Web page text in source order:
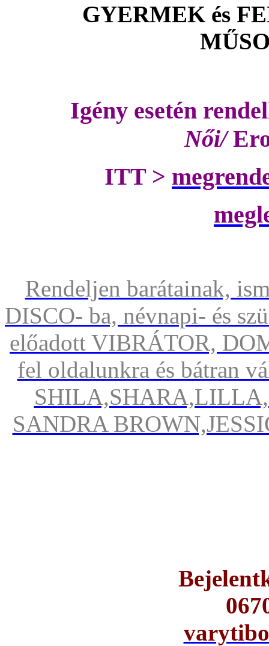
GYERMEK és
Igény esetén
Női/
ITT >
Rendeljen barátainak,
DISCO- ba, névnapi- és
előadott VIBRÁTOR,
fel oldalunkra és bátran
SANDRA